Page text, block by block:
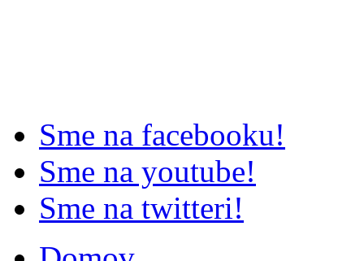
Sme na facebooku!
Sme na youtube!
Sme na twitteri!